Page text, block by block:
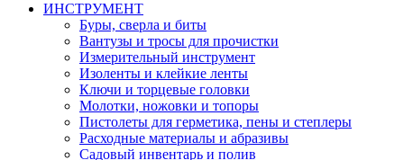
ИНСТРУМЕНТ
Буры, сверла и биты
Вантузы и тросы для прочистки
Измерительный инструмент
Изоленты и клейкие ленты
Ключи и торцевые головки
Молотки, ножовки и топоры
Пистолеты для герметика, пены и степлеры
Расходные материалы и абразивы
Садовый инвентарь и полив